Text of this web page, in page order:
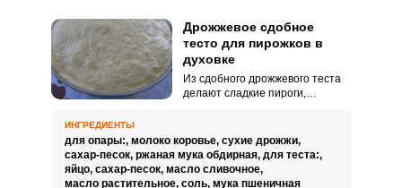
Дрожжевое сдобное
тесто для пирожков в
духовке
Из сдобного дрожжевого теста
делают сладкие пироги,
стоит бояться сложностей при
работе с дрожжевым тестом,
достаточно просто следовать
пошаговому рецепту.
ИНГРЕДИЕНТЫ
для опары:, молоко коровье, сухие дрожжи,
сахар-песок, ржаная мука обдирная, для теста:,
яйцо, сахар-песок, масло сливочное,
масло растительное, соль, мука пшеничная